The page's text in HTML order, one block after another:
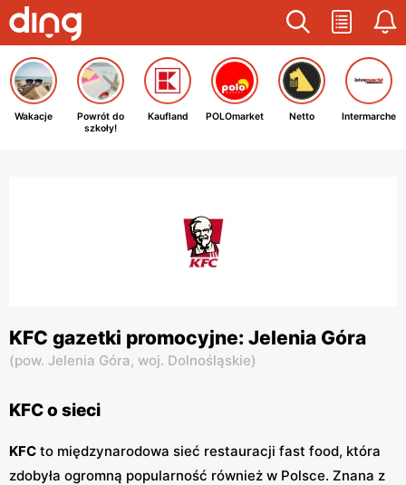
Wakacje
Powrót do
szkoły!
Kaufland POLOmarket Netto Intermarche
KFC gazetki promocyjne: Jelenia Góra
(pow. Jelenia Góra, woj. Dolnośląskie)
KFC o sieci
KFC to międzynarodowa sieć restauracji fast food, która
zdobyła ogromną popularność również w Polsce. Znana z